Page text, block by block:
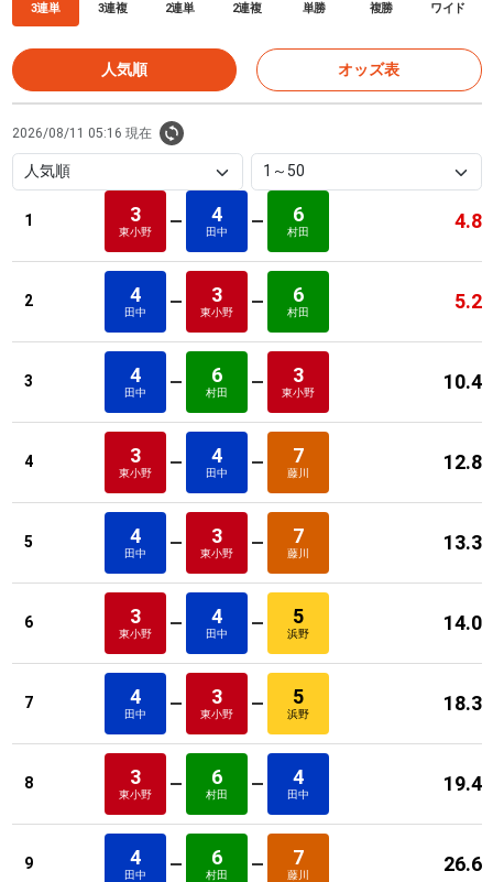
3連単 3連複 2連単 2連複 単勝 複勝 ワイド
人気順 オッズ表
2026/08/11 05:16 現在
1 3
東小野
4
田中
6
村田 4.8
2 4
田中
3
東小野
6
村田 5.2
3 4
田中
6
村田
3
東小野 10.4
4 3
東小野
4
田中
7
藤川 12.8
5 4
田中
3
東小野
7
藤川 13.3
6 3
東小野
4
田中
5
浜野 14.0
7 4
田中
3
東小野
5
浜野 18.3
8 3
東小野
6
村田
4
田中 19.4
9 4
田中
6
村田
7
藤川 26.6